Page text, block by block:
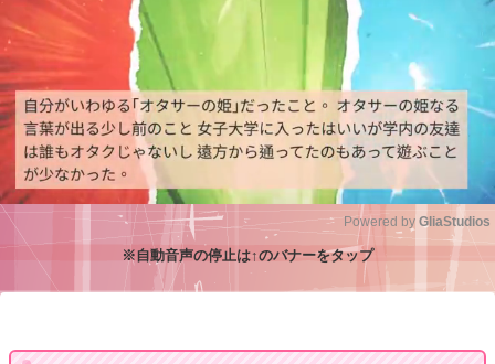
Powered by GliaStudios
※自動音声の停止は↑のバナーをタップ